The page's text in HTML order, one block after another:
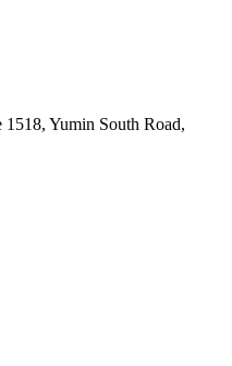
Yumin South Road,